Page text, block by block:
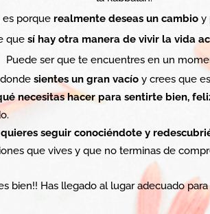
es porquerealmente deseas un cambioy
que sí hay otra manera de vivir la vida
Puede ser que te encuentres en un
sientes un gran vacío y crees que
necesitas hacer para sentirte bien,
quieres seguir conociéndote y
que vives y que no terminas de
bien!! Has llegado al lugar adecuado